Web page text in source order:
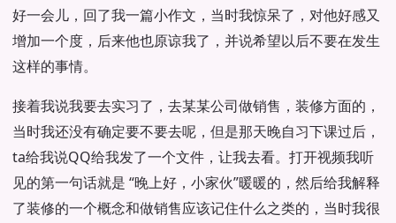
好一会儿，回了我一篇小作文，当时我惊呆了，对他好感又
增加一个度，后来他也原谅我了，并说希望以后不要在发生
这样的事情。
接着我说我要去实习了，去某某公司做销售，装修方面的，
当时我还没有确定要不要去呢，但是那天晚自习下课过后，
ta给我说QQ给我发了一个文件，让我去看。打开视频我听
见的第一句话就是 “晚上好，小家伙”暖暖的，然后给我解释
了装修的一个概念和做销售应该记住什么之类的，当时我很